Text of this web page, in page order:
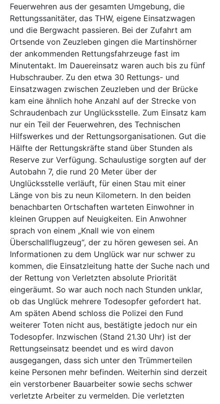
Feuerwehren aus der gesamten Umgebung, die
Rettungssanitäter, das THW, eigene Einsatzwagen
und die Bergwacht passieren. Bei der Zufahrt am
Ortsende von Zeuzleben gingen die Martinshörner
der ankommenden Rettungsfahrzeuge fast im
Minutentakt. Im Dauereinsatz waren auch bis zu fünf
Hubschrauber. Zu den etwa 30 Rettungs- und
Einsatzwagen zwischen Zeuzleben und der Brücke
kam eine ähnlich hohe Anzahl auf der Strecke von
Schraudenbach zur Unglücksstelle. Zum Einsatz kam
nur ein Teil der Feuerwehren, des Technischen
Hilfswerkes und der Rettungsorganisationen. Gut die
Hälfte der Rettungskräfte stand über Stunden als
Reserve zur Verfügung. Schaulustige sorgten auf der
Autobahn 7, die rund 20 Meter über der
Unglücksstelle verläuft, für einen Stau mit einer
Länge von bis zu neun Kilometern. In den beiden
benachbarten Ortschaften warteten Einwohner in
kleinen Gruppen auf Neuigkeiten. Ein Anwohner
sprach von einem „Knall wie von einem
Überschallflugzeug“, der zu hören gewesen sei. An
Informationen zu dem Unglück war nur schwer zu
kommen, die Einsatzleitung hatte der Suche nach und
der Rettung von Verletzten absolute Priorität
eingeräumt. So war auch noch nach Stunden unklar,
ob das Unglück mehrere Todesopfer gefordert hat.
Am späten Abend schloss die Polizei den Fund
weiterer Toten nicht aus, bestätigte jedoch nur ein
Todesopfer. Inzwischen (Stand 21.30 Uhr) ist der
Rettungseinsatz beendet und es wird davon
ausgegangen, dass sich unter den Trümmerteilen
keine Personen mehr befinden. Weiterhin sind derzeit
ein verstorbener Bauarbeiter sowie sechs schwer
verletzte Arbeiter zu vermelden. Die verletzten